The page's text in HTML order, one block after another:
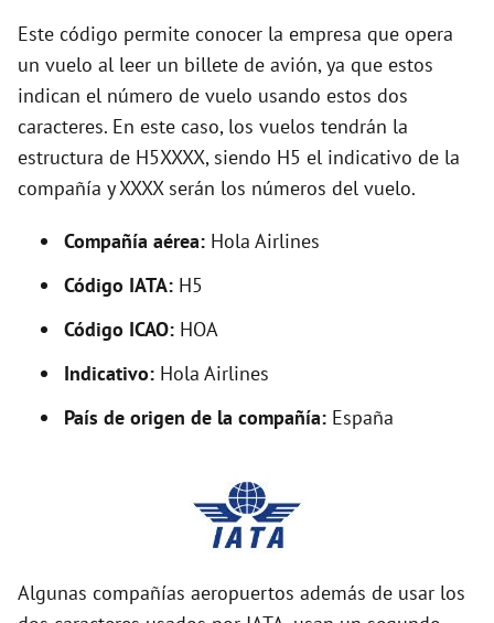
Este código permite conocer la empresa que opera
un vuelo al leer un billete de avión, ya que estos
indican el número de vuelo usando estos dos
caracteres. En este caso, los vuelos tendrán la
estructura de H5XXXX, siendo H5 el indicativo de la
compañía y XXXX serán los números del vuelo.
Compañía aérea: Hola Airlines
Código IATA: H5
Código ICAO: HOA
Indicativo: Hola Airlines
País de origen de la compañía: España
Algunas compañías aeropuertos además de usar los